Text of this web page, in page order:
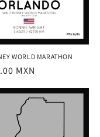
WORLD MARATHON
MXN